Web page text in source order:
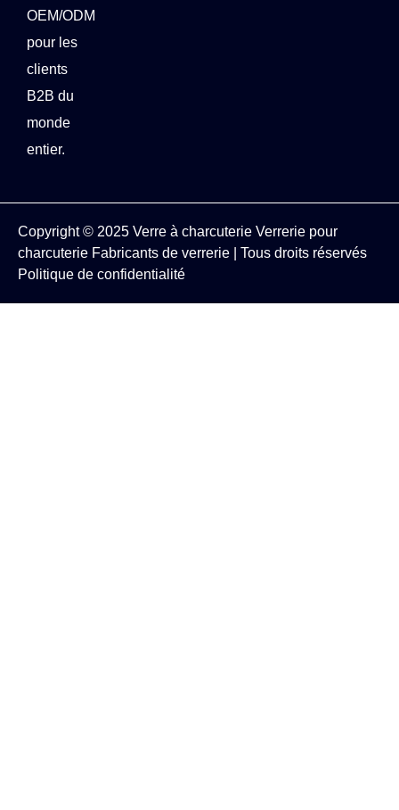
OEM/ODM
pour les
clients
B2B du
monde
entier.
Copyright © 2025 Verre à charcuterie Verrerie pour
charcuterie Fabricants de verrerie
| Tous droits réservés
Politique de confidentialité